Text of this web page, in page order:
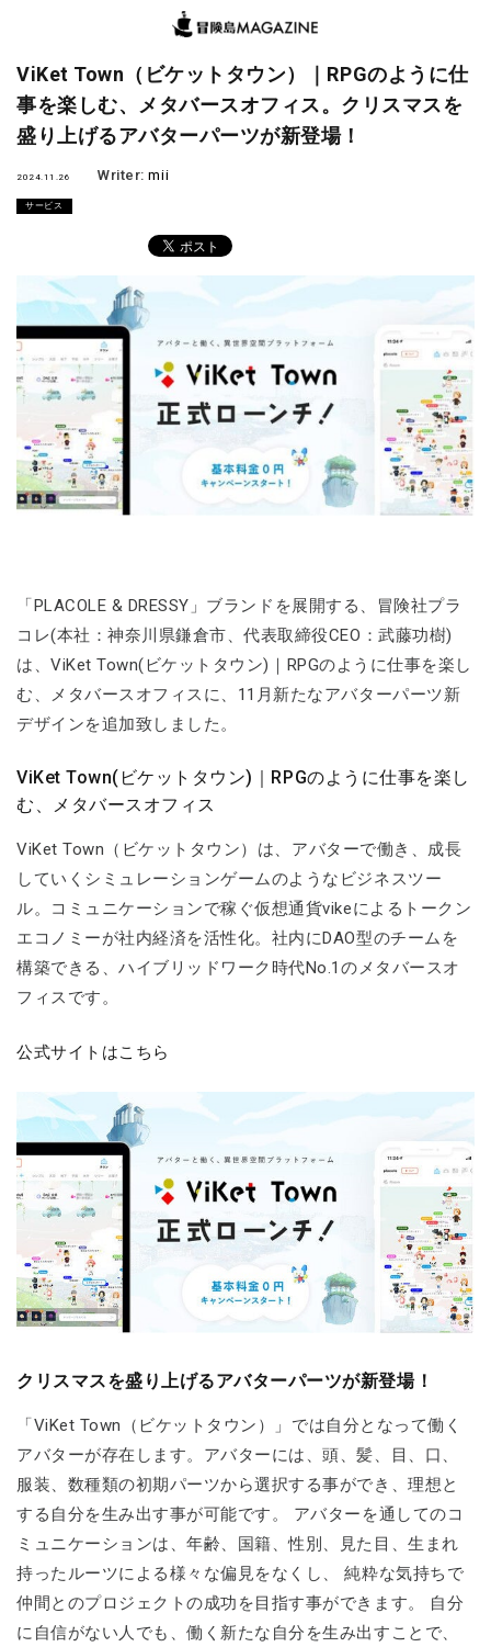
ViKet Town（ビケットタウン）｜RPGのように仕
事を楽しむ、メタバースオフィス。クリスマスを
盛り上げるアバターパーツが新登場！
2024.11.26 Writer:mii
サービス
「PLACOLE & DRESSY」ブランドを展開する、冒険社プラ
コレ(本社：神奈川県鎌倉市、代表取締役CEO：武藤功樹)
は、ViKet Town(ビケットタウン)｜RPGのように仕事を楽し
む、メタバースオフィスに、11月新たなアバターパーツ新
デザインを追加致しました。
ViKet Town(ビケットタウン)｜RPGのように仕事を楽し
む、メタバースオフィス
ViKet Town（ビケットタウン）は、アバターで働き、成長
していくシミュレーションゲームのようなビジネスツー
ル。コミュニケーションで稼ぐ仮想通貨vikeによるトークン
エコノミーが社内経済を活性化。社内にDAO型のチームを
構築できる、ハイブリッドワーク時代No.1のメタバースオ
フィスです。
公式サイトはこちら
クリスマスを盛り上げるアバターパーツが新登場！
「ViKet Town（ビケットタウン）」では自分となって働く
アバターが存在します。アバターには、頭、髪、目、口、
服装、数種類の初期パーツから選択する事ができ、理想と
する自分を生み出す事が可能です。 アバターを通してのコ
ミュニケーションは、年齢、国籍、性別、見た目、生まれ
持ったルーツによる様々な偏見をなくし、 純粋な気持ちで
仲間とのプロジェクトの成功を目指す事ができます。 自分
に自信がない人でも、働く新たな自分を生み出すことで、